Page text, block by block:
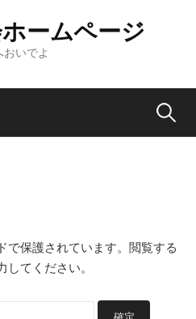
ームページ
おいでよ
で保護されています。閲覧する
てください。